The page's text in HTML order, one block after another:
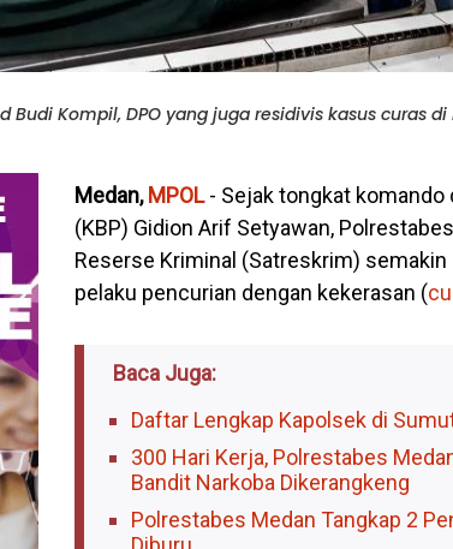
Budi Kompil, DPO yang juga residivis kasus curas
Medan,MPOL- Sejak tongkat komando
(KBP) Gidion Arif Setyawan,
Reserse Kriminal (Satreskrim) semakin
pelaku pencurian dengan kekerasan (
Baca Juga:
Daftar Lengkap Kapolsek di
300 Hari Kerja, Polrestabes
Bandit Narkoba Dikerangkeng
Polrestabes Medan Tangkap 2